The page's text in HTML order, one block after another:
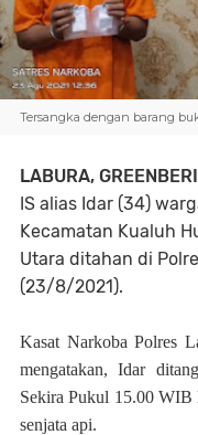
Tersangka dengan barang
LABURA,
IS alias Idar (34)
Kecamatan Kualuh
Utara ditahan di
(23/8/2021).
Kasat Narkoba Polres
mengatakan, Idar
Sekira Pukul 15.00 WIB
senjata api.